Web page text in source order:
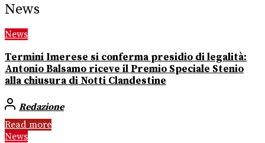
News
News
Termini Imerese si conferma presidio di legalità:
Antonio Balsamo riceve il Premio Speciale Stenio
alla chiusura di Notti Clandestine
Redazione
Read more
News